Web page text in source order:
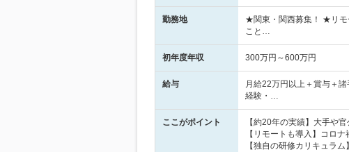
勤務地
★関東・関西募集！ ★リモ
こと…
初年度年収 300万円～600万円
給与
月給22万円以上＋賞与＋
経験・…
ここがポイント
【約20年の実績】大手や
【リモートも導入】コロ
【独自の研修カリキュラ